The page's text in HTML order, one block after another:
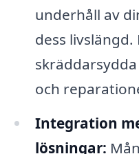
underhåll av
dess
och
Integration
lösningar: